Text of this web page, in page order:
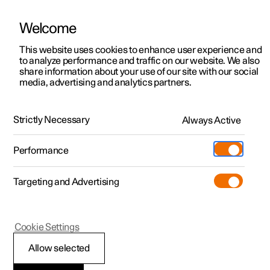
Polestar 2
Polestar 3
Polestar 4
Pre-owned
Shop
Meer
Testrit
Aanbiedingen voor
Testrit
Aanbiedingen voor
Polestar 4 coupé
Ontdek Polestar 4
Testrit
Bekijk onze stockwagens
Aanbiedingen voor
Ontdek Polestar 5
Over pre-owned
Pre-owned aanbiedingen
Aanbiedingen voor particulieren
Aanbiedingen voor
professionelen
Bekijk onze stockwagens
Configureer
Pre-owned
Testrit
Additionals
(Opent in een nieuw venster)
Experiences
Ontmoet ons
Servicepunten
Opladen
Support
HandleidingVideogalerijSoftware-updates
Bandenspanning
Polestar 2
Aanbevolen
Welcome
This website uses cookies to enhance user experience and
to analyze performance and traffic on our website. We also
share information about your use of our site with our social
media, advertising and analytics partners.
Strictly Necessary Always Active
Performance
Targeting and Advertising
Allow selected
Cookie Settings